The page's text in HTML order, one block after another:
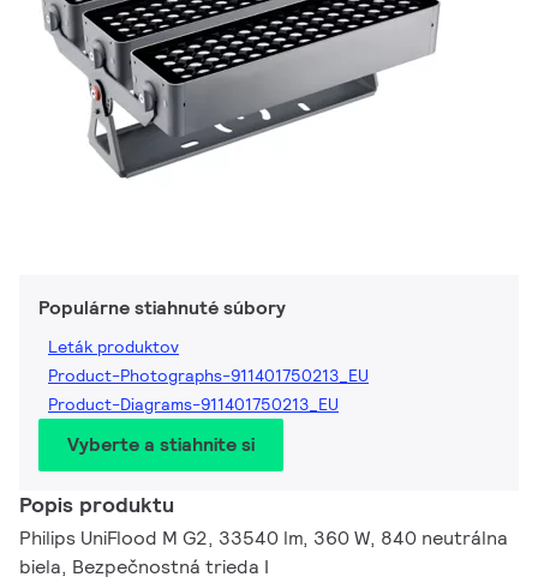
Populárne stiahnuté súbory
Leták produktov
Product-Photographs-911401750213_EU
Product-Diagrams-911401750213_EU
Vyberte a stiahnite si
Popis produktu
Philips UniFlood M G2, 33540 lm, 360 W, 840 neutrálna
biela, Bezpečnostná trieda I